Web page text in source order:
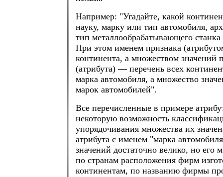
Например: "Угадайте, какой
науку, марку или тип автомобиля,
тип металлообрабатывающего
При этом именем признака
континента, а множеством значений
(атрибута) — перечень всех
марка автомобиля, а множество
марок автомобилей".
Все перечисленные в примере
некоторую возможность
упорядочивания множества их
атрибута с именем "марка
значений достаточно велико, но его
по странам расположения фирм
континентам, по названию фирмы